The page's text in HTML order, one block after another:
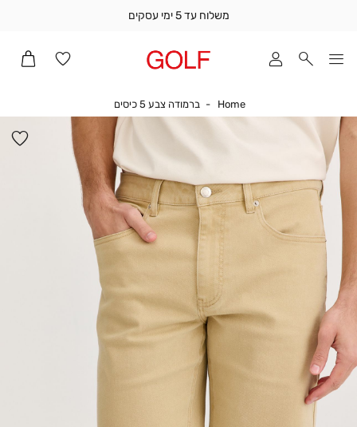
מכירה
-
האדר
משלוח עד 5 ימי עסקים
Home
Homeברמודה צבע 5 כיסים